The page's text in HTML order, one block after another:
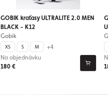
GOBIK kraťasy ULTRALITE 2.0 MEN
BLACK - K12
Gobik
XS S M +4
180 €
Na objednávku